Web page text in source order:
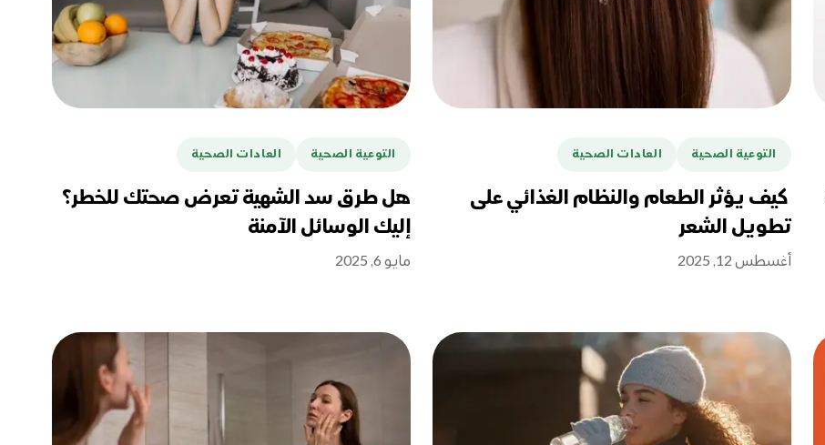
التوعية الصحية العادات الصحية
كيف يؤثر الطعام والنظام الغذائي على
تطويل الشعر
أغسطس 12, 2025
التوعية الصحية العادات الصحية
هل طرق سد الشهية تعرض صحتك للخطر؟
إليك الوسائل الآمنة
مايو 6, 2025